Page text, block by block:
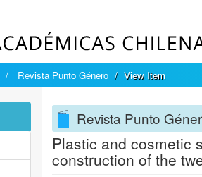
Revista Punto Género View Item
Revista Punto
Plastic and cosmetic
construction of the